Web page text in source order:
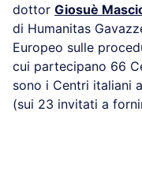
dottor Giosuè
di Humanitas
Europeo sulle
cui partecipano 66
sono i Centri italiani
(sui 23 invitati a